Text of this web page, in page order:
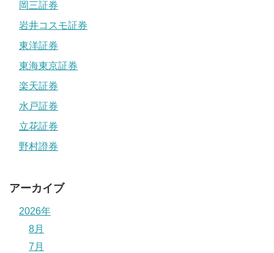
岡三証券
岩井コスモ証券
東洋証券
東海東京証券
楽天証券
水戸証券
立花証券
野村證券
アーカイブ
2026年
8月
7月